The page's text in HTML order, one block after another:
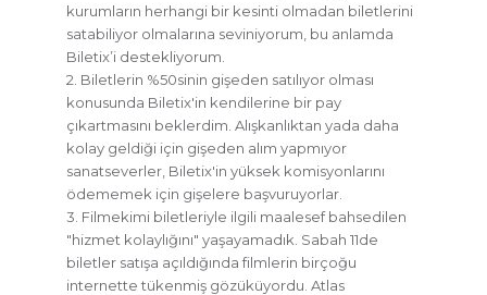
kurumların herhangi bir kesinti olmadan biletlerini
satabiliyor olmalarına seviniyorum, bu anlamda
Biletix’i destekliyorum.
2. Biletlerin %50sinin gişeden satılıyor olması
konusunda Biletix'in kendilerine bir pay
çıkartmasını beklerdim. Alışkanlıktan yada daha
kolay geldiği için gişeden alım yapmıyor
sanatseverler, Biletix'in yüksek komisyonlarını
ödememek için gişelere başvuruyorlar.
3. Filmekimi biletleriyle ilgili maalesef bahsedilen
"hizmet kolaylığını" yaşayamadık. Sabah 11de
biletler satışa açıldığında filmlerin birçoğu
internette tükenmiş gözüküyordu. Atlas